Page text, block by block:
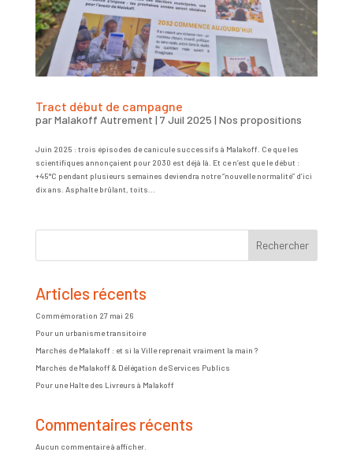
Tract début de campagne
parMalakoff Autrement | 7 Juil 2025 | Nos propositions
Juin 2025 : trois épisodes de canicule successifs à Malakoff. Ce que les
scientifiques annonçaient pour 2030 est déjà là. Et ce n’est que le début :
+45°C pendant plusieurs semaines deviendra notre “nouvelle normalité” d’ici
dix ans. Asphalte brûlant, toits...
Rechercher
Articles récents
Commémoration 27 mai 26
Pour un urbanisme transitoire
Marchés de Malakoff : et si la Ville reprenait vraiment la main ?
Marchés de Malakoff & Délégation de Services Publics
Pour une Halte des Livreurs à Malakoff
Commentaires récents
Aucun commentaire à afficher.